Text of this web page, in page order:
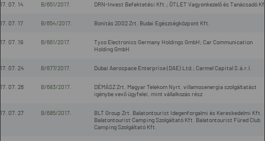
07. 14 B/651/2017. DRN-Invest Befektetési Kft.; ÖTLET Vagyonkezelő és Tanácsadó
07. 17 B/654/2017. Bonitás 2002 Zrt. Budai Egészségközpont Kft.
07. 19 B/661/2017.
Tyco Electronics Germany Holdings GmbH; Car Communication
Holding GmbH
07. 24 B/677/2017. Dubai Aerospace Enterprise (DAE) Ltd.; Carmel Capital S.á.r.l.
07. 26 B/683/2017.
DÉMÁSZ Zrt. Magyar Telekom Nyrt. villamosenergia szolgáltatást
igénybe vevő ügyfelei, mint vállalkozás rész
07. 27 B/685/2017.
BLT Group Zrt. Balatontourist Idegenforgalmi és Kereskedelmi Kft.
Balatontourist Camping Szolgáltató Kft. Balatontourist Füred Club
Camping Szolgáltató Kft.